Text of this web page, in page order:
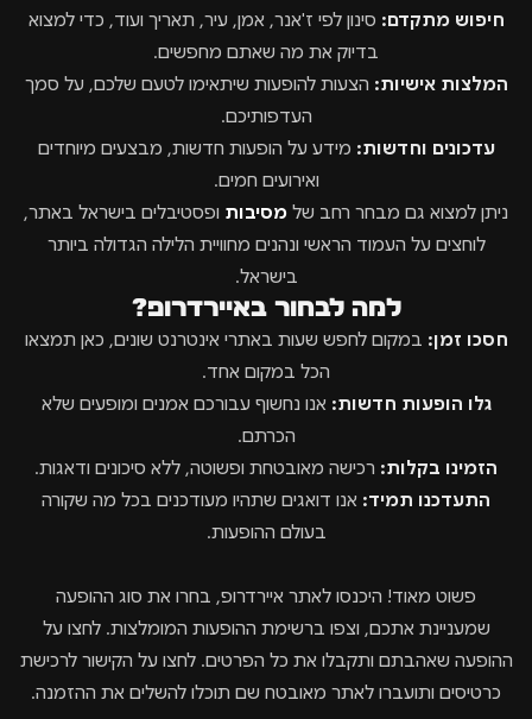
חיפוש מתקדם: סינון לפי ז'אנר, אמן, עיר, תאריך ועוד, כדי למצוא
בדיוק את מה שאתם מחפשים.
המלצות אישיות: הצעות להופעות שיתאימו לטעם שלכם, על סמך
העדפותיכם.
עדכונים וחדשות: מידע על הופעות חדשות, מבצעים מיוחדים
ואירועים חמים.
ניתן למצוא גם מבחר רחב של מסיבות ופסטיבלים בישראל באתר,
לוחצים על העמוד הראשי ונהנים מחוויית הלילה הגדולה ביותר
בישראל.
למה לבחור באיירדרופ?
חסכו זמן: במקום לחפש שעות באתרי אינטרנט שונים, כאן תמצאו
הכל במקום אחד.
גלו הופעות חדשות: אנו נחשוף עבורכם אמנים ומופעים שלא
הכרתם.
הזמינו בקלות: רכישה מאובטחת ופשוטה, ללא סיכונים ודאגות.
התעדכנו תמיד: אנו דואגים שתהיו מעודכנים בכל מה שקורה
בעולם ההופעות.
פשוט מאוד! היכנסו לאתר איירדרופ, בחרו את סוג ההופעה
שמעניינת אתכם, וצפו ברשימת ההופעות המומלצות. לחצו על
ההופעה שאהבתם ותקבלו את כל הפרטים. לחצו על הקישור לרכישת
כרטיסים ותועברו לאתר מאובטח שם תוכלו להשלים את ההזמנה.